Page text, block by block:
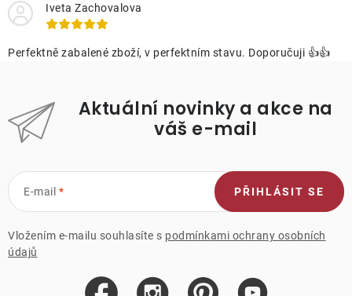
Iveta Zachovalova
Perfektně zabalené zboží, v perfektním stavu. Doporučuji 👍👍
Aktuální novinky a akce na
váš e-mail
E-mail
Vložením e-mailu souhlasíte s podmínkami ochrany osobních
údajů
PŘIHLÁSIT SE